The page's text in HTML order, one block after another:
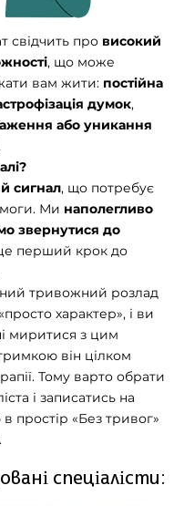
свідчить про високий
, що може
вам жити: постійна
думок,
або уникання
сигнал, що потребує
Ми наполегливо
звернутися до
перший крок до
тривожний розлад
характер», і ви
миритися з цим
він цілком
Тому варто обрати
і записатись на
в простір «Без тривог»
спеціалісти: